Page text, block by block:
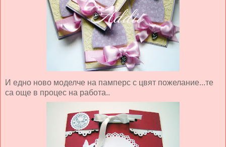
И едно ново моделче на памперс с цвят пожелание...те
са още в процес на работа..